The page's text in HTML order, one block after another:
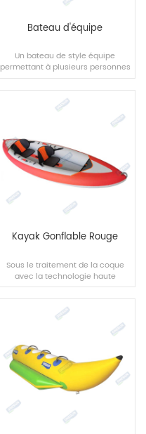
Bateau d'équipe
Un bateau de style équipe
permettant à plusieurs personnes
de jouer ensemble, vous
apportant plus de plaisir dans les
activités nautiques en équipe.
Kayak Gonflable Rouge
Sous le traitement de la coque
avec la technologie haute
température et haute fréquence,
la coque est assemblée avec la
technologie d'épissage pour
former une coque complète.